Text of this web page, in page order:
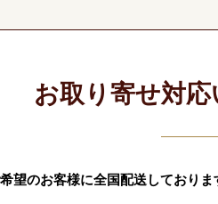
お取り寄せ対応
望のお客様に全国配送しており